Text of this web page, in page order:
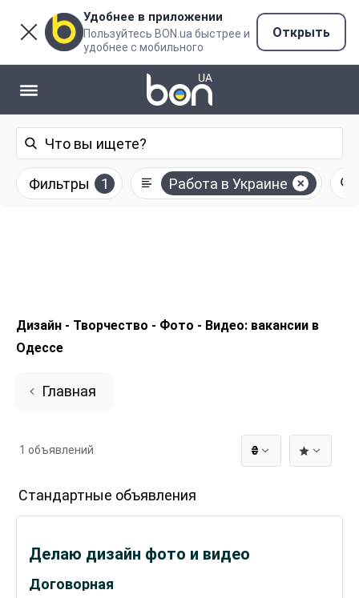
Удобнее в приложении
Пользуйтесь BON.ua быстрее и
удобнее с мобильного
Открыть
Фильтры 1 Работа в Украине
Дизайн - Творчество - Фото - Видео: вакансии в
Одессе
Главная
₴
1 объявлений
Стандартные объявления
Договорная
Делаю дизайн фото и видео